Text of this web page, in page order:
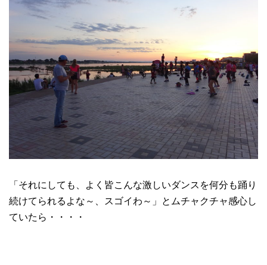
「それにしても、よく皆こんな激しいダンスを何分も踊り
続けてられるよな～、スゴイわ～」とムチャクチャ感心し
ていたら・・・・